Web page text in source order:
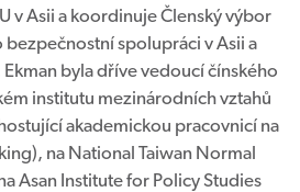
v Asii a koordinuje Členský výbor
bezpečnostní spolupráci v Asii a
Ekman byla dříve vedoucí čínského
institutu mezinárodních vztahů
akademickou pracovnicí na
na National Taiwan Normal
Asan Institute for Policy Studies